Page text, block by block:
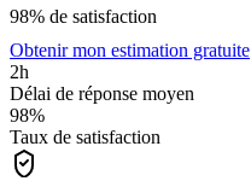
98% de satisfaction
Obtenir mon estimation gratuite
2h
Délai de réponse moyen
98%
Taux de satisfaction